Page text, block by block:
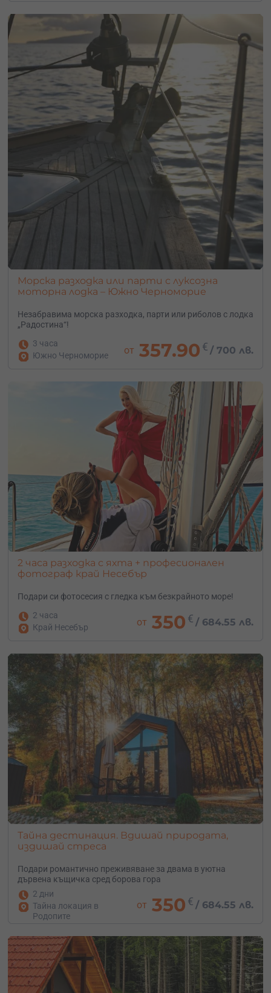
Морска разходка или парти с луксозна
моторна лодка – Южно Черноморие
Незабравима морска разходка, парти или риболов с лодка
„Радостина“!
3 часа
Южно Черноморие
от 357.90 € /700 лв.
2 часа разходка с яхта + професионален
фотограф край Несебър
Подари си фотосесия с гледка към безкрайното море!
2 часа
Край Несебър
от 350 € / 684.55 лв.
Тайна дестинация. Вдишай природата,
издишай стреса
Подари романтично преживяване за двама в уютна
дървена къщичка сред борова гора
2 дни
Тайна локация в
Родопите
от 350 € /684.55 лв.